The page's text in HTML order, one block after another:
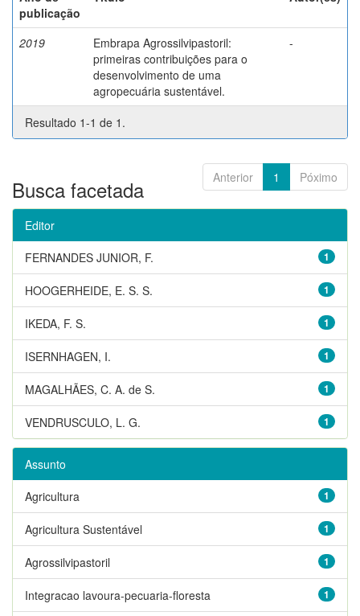
publicação
2019
Embrapa Agrossilvipastoril:
primeiras contribuições para o
desenvolvimento de uma
agropecuária sustentável.
-
Resultado 1-1 de 1.
Anterior 1 Póximo
Busca facetada
Editor
1
FERNANDES JUNIOR, F.
1
HOOGERHEIDE, E. S. S.
1
IKEDA, F. S.
1
ISERNHAGEN, I.
1
MAGALHÃES, C. A. de S.
1
VENDRUSCULO, L. G.
Assunto
1
Agricultura
1
Agricultura Sustentável
1
Agrossilvipastoril
1
Integracao lavoura-pecuaria-floresta